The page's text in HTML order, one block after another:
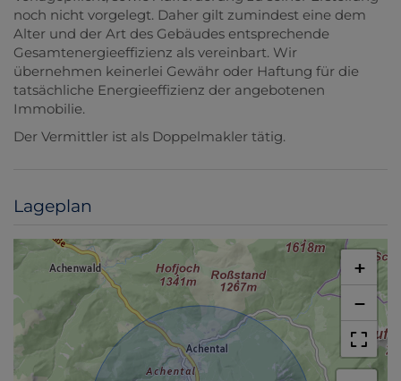
noch nicht vorgelegt. Daher gilt zumindest eine dem
Alter und der Art des Gebäudes entsprechende
Gesamtenergieeffizienz als vereinbart. Wir
übernehmen keinerlei Gewähr oder Haftung für die
tatsächliche Energieeffizienz der angebotenen
Immobilie.
Der Vermittler ist als Doppelmakler tätig.
Lageplan
+
−